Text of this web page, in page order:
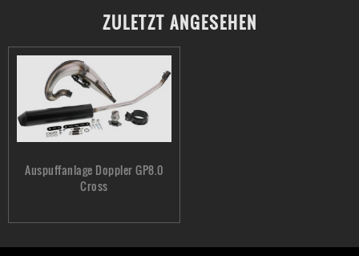
ZULETZT ANGESEHEN
Auspuffanlage Doppler GP8.0
Cross